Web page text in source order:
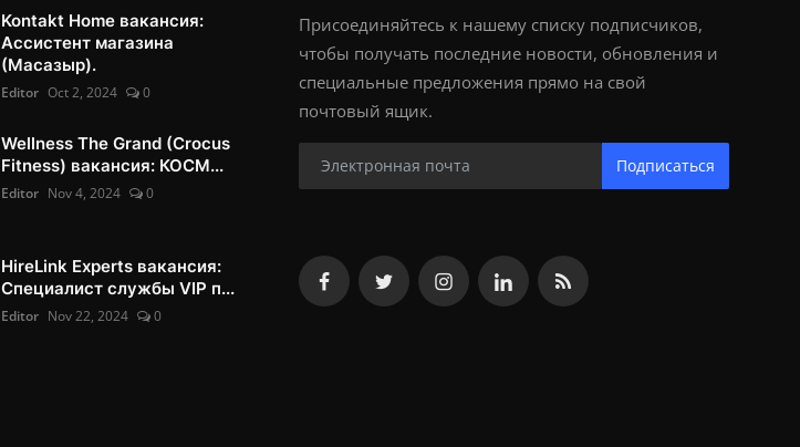
Kontakt Home вакансия:
Ассистент магазина
(Масазыр).
Editor Oct 2, 2024 0
Wellness The Grand (Crocus
Fitness) вакансия: КОСМ...
Editor Nov 4, 2024 0
HireLink Experts вакансия:
Специалист службы VIP п...
Editor Nov 22, 2024 0
Присоединяйтесь к нашему списку подписчиков,
чтобы получать последние новости, обновления и
специальные предложения прямо на свой
почтовый ящик.
Подписаться